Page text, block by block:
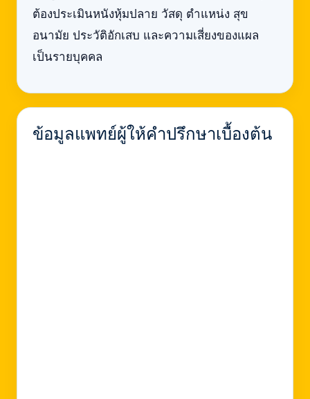
ต้องประเมินหนังหุ้มปลาย วัสดุ ตำแหน่ง สุข
อนามัย ประวัติอักเสบ และความเสี่ยงของแผล
เป็นรายบุคคล
ข้อมูลแพทย์ผู้ให้คำปรึกษาเบื้องต้น